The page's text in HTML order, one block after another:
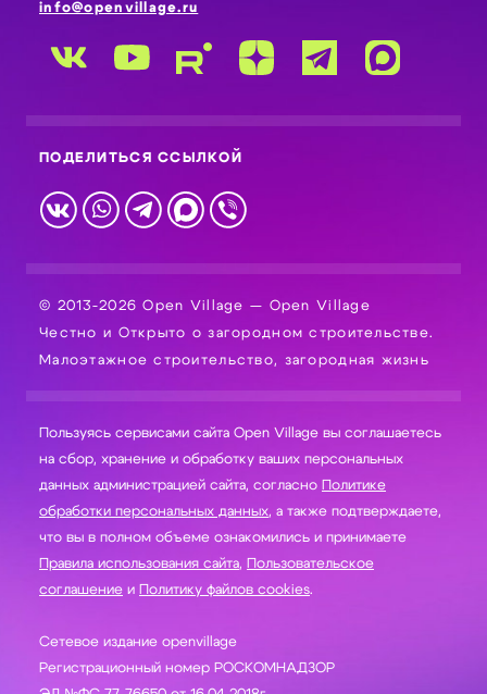
info@openvillage.ru
ПОДЕЛИТЬСЯ ССЫЛКОЙ
© 2013-2026 Open Village — Open Village
Честно и Открыто о загородном строительстве.
Малоэтажное строительство, загородная жизнь
Пользуясь сервисами сайта Open Village вы соглашаетесь
на сбор, хранение и обработку ваших персональных
данных администрацией сайта, согласно
Политике
обработки персональных данных, а также подтверждаете,
что вы в полном объеме ознакомились и принимаете
Правила использования сайта,
Пользовательское
соглашение и Политику файлов cookies.
Сетевое издание openvillage
Регистрационный номер РОСКОМНАДЗОР